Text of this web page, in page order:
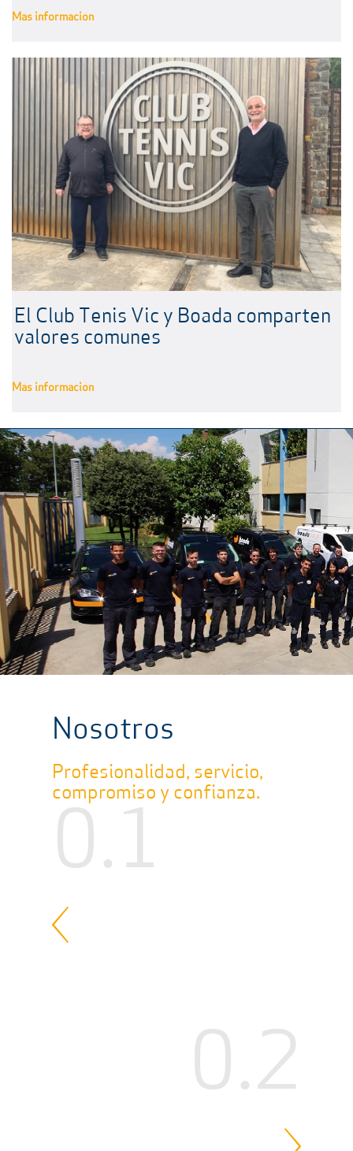
Más información
El Club Tenis Vic y Boada comparten
valores comunes
Más información
Nosotros
Profesionalidad, servicio,
compromiso y confianza.
0.1
0.2